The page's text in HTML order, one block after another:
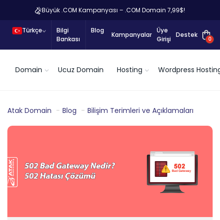
Büyük .COM Kampanyası – .COM Domain 7,99$!
Türkçe
Bilgi
Bankası
Blog
Kampanyalar
Üye
Girişi
Destek
0
Domain Ucuz Domain Hosting Wordpress
Atak Domain Blog Bilişim Terimleri ve Açıklamaları